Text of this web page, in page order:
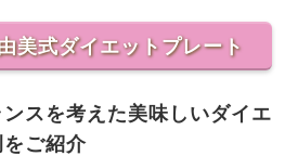
美式ダイエットプレート
スを考えた美味しいダイエ
をご紹介